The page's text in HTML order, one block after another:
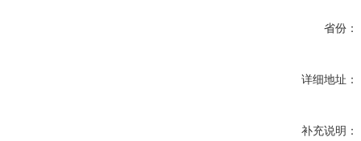
省份：
详细地址：
补充说明：